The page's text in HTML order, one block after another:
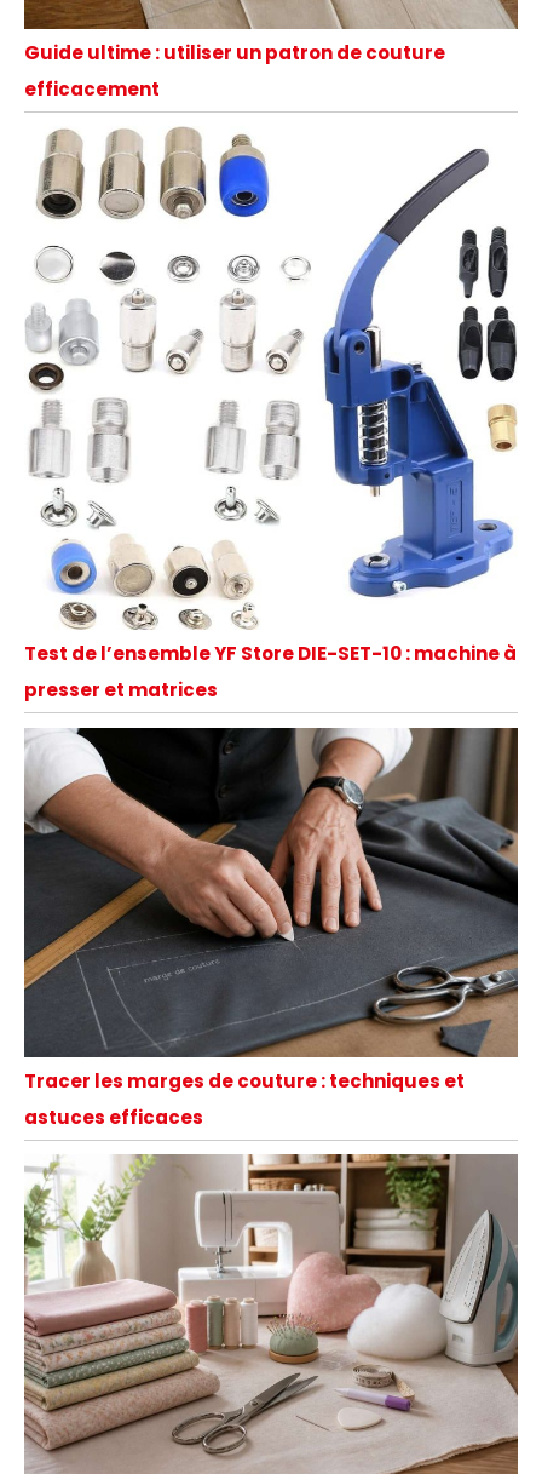
Guide ultime : utiliser un patron de couture
efficacement
Test de l’ensemble YF Store DIE-SET-10 : machine à
presser et matrices
Tracer les marges de couture : techniques et
astuces efficaces